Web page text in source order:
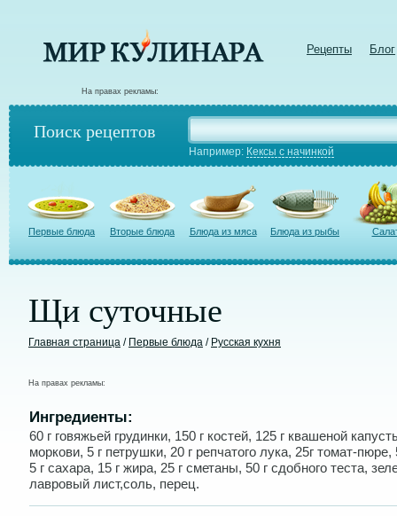
Рецепты Блог
На правах рекламы:
Поиск рецептов
Например: Кексы с начинкой
Первые блюда Вторые блюда Блюда из мяса Блюда из рыбы
Щи суточные
Главная страница / Первые блюда / Русская кухня
На правах рекламы:
Ингредиенты:
60 г говяжьей грудинки, 150 г костей, 125 г квашеной
моркови, 5 г петрушки, 20 г репчатого лука, 25г томат-пюре,
5 г сахара, 15 г жира, 25 г сметаны, 50 г сдобного теста,
лавровый лист,соль, перец.